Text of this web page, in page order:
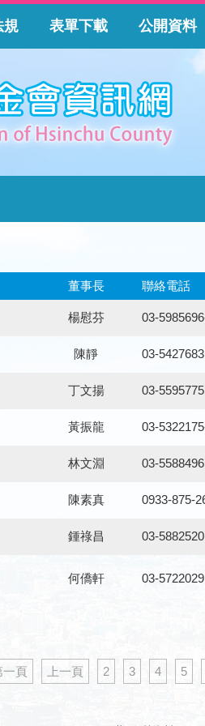
規 表單下載 公開資料
董事長 聯絡電話
楊慰芬 03-
陳靜 03-5427683
丁文揚 03-5595775
黃振龍 03-
林文淵 03-5588496
陳素真 0933-875-
鍾祿昌 03-5882520
何僑軒 03-5722029
一頁 上一頁 2 3 4 5